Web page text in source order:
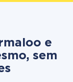
e
sem